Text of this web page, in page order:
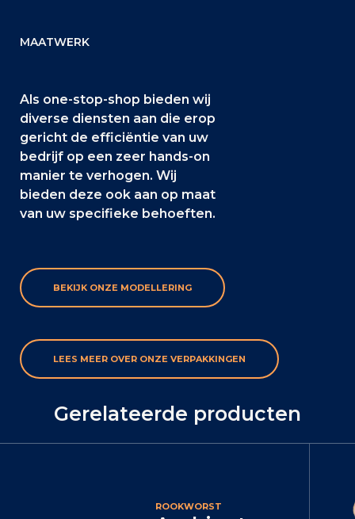
MAATWERK
Als one-stop-shop bieden wij
diverse diensten aan die erop
gericht de efficiëntie van uw
bedrijf op een zeer hands-on
manier te verhogen. Wij
bieden deze ook aan op maat
van uw specifieke behoeften.
BEKIJK ONZE MODELLERING
LEES MEER OVER ONZE VERPAKKINGEN
Gerelateerde producten
ROOKWORST